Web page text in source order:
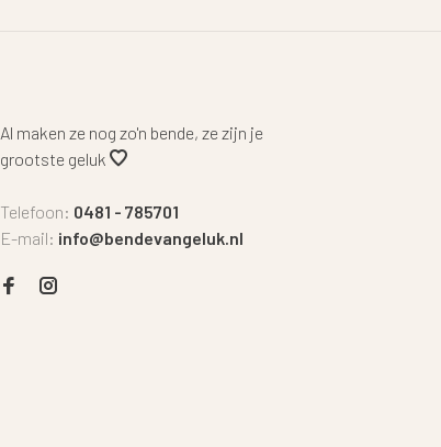
Al maken ze nog zo'n bende, ze zijn je
grootste geluk
Telefoon: 0481 - 785701
E-mail: info@bendevangeluk.nl